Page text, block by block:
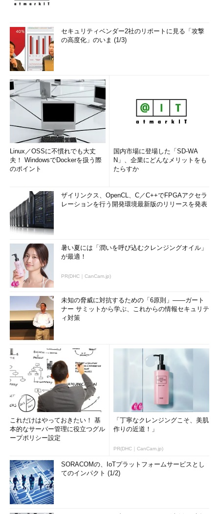
セキュリティベンダー2社のリポートに見る「攻撃
の高度化」のいま (1/3)
Linux／OSSに不慣れでも大丈
夫！ WindowsでDockerを扱う際
のポイント
国内市場に登場した「SD-WA
N」、企業にどんなメリットをも
たらすか
ザイリンクス、OpenCL、C／C++でFPGAアクセラ
レーションを行う開発環境最新版のリリースを発表
暑い夏には「潤いを呼び込むクレンジングオイル」
が最適！
PR(DHC｜CanCam.jp)
未知の脅威に対抗するための「6原則」――ガート
ナー サミットから学ぶ、これからの情報セキュリテ
ィ対策
これだけはやっておきたい！ 基
本的なサーバー管理に役立つグル
ープポリシー設定
「丁寧なクレンジングこそ、美肌
作りの近道！」
PR(DHC｜CanCam.jp)
SORACOMの、IoTプラットフォームサービスとし
てのインパクト (1/2)